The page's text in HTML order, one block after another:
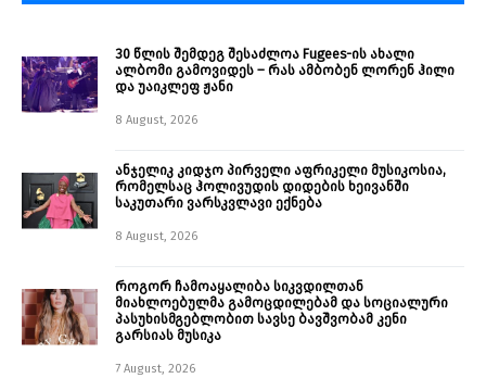
30 წლის შემდეგ შესაძლოა Fugees-ის ახალი
ალბომი გამოვიდეს – რას ამბობენ ლორენ ჰილი
და უაიკლეფ ჟანი
8 August, 2026
ანჯელიკ კიდჯო პირველი აფრიკელი მუსიკოსია,
რომელსაც ჰოლივუდის დიდების ხეივანში
საკუთარი ვარსკვლავი ექნება
8 August, 2026
როგორ ჩამოაყალიბა სიკვდილთან
მიახლოებულმა გამოცდილებამ და სოციალური
პასუხისმგებლობით სავსე ბავშვობამ კენი
გარსიას მუსიკა
7 August, 2026